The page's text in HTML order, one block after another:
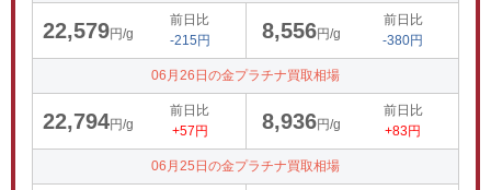
22,579円/g
前日比
-215円
8,556円/g
前日比
-380円
06月26日の金プラチナ買取相場
22,794円/g
前日比
+57円
8,936円/g
前日比
+83円
06月25日の金プラチナ買取相場